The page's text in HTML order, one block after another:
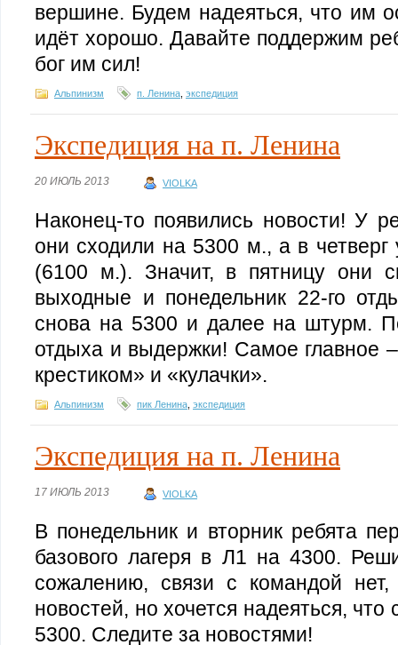
вершине. Будем надеяться, что им
идёт хорошо. Давайте поддержим
бог им сил!
Альпинизм п. Ленина экспедиция
Экспедиция на п. Ленина
20 ИЮЛЬ 2013 VIOLKA
Наконец-то появились новости! У
они сходили на 5300 м., а в
(6100 м.). Значит, в пятницу они
выходные и понедельник 22-го
снова на 5300 и далее на штурм.
отдыха и выдержки! Самое главное
крестиком» и «кулачки».
Альпинизм пик Ленина экспедиция
Экспедиция на п. Ленина
17 ИЮЛЬ 2013 VIOLKA
В понедельник и вторник ребята
базового лагеря в Л1 на 4300.
сожалению, связи с командой
новостей, но хочется надеяться,
5300. Следите за новостями!